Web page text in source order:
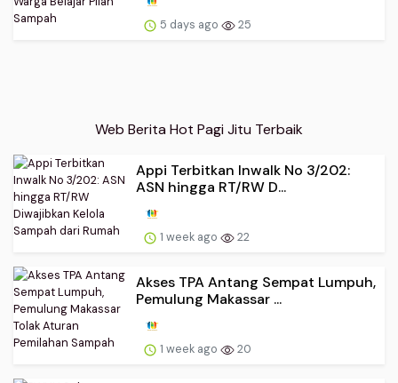
5 days ago 25
Web Berita Hot Pagi Jitu Terbaik
Appi Terbitkan Inwalk No 3/202:
ASN hingga RT/RW D...
1 week ago 22
Akses TPA Antang Sempat Lumpuh,
Pemulung Makassar ...
1 week ago 20